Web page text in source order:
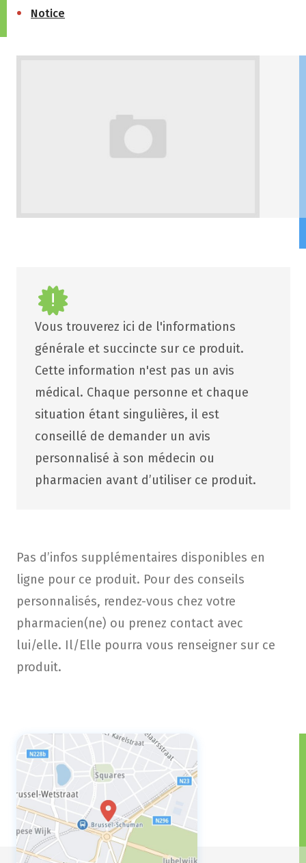
Notice
Vous trouverez ici de l'informations
générale et succincte sur ce produit.
Cette information n'est pas un avis
médical. Chaque personne et chaque
situation étant singulières, il est
conseillé de demander un avis
personnalisé à son médecin ou
pharmacien avant d’utiliser ce produit.
Pas d’infos supplémentaires disponibles en
ligne pour ce produit. Pour des conseils
personnalisés, rendez-vous chez votre
pharmacien(ne) ou prenez contact avec
lui/elle. Il/Elle pourra vous renseigner sur ce
produit.